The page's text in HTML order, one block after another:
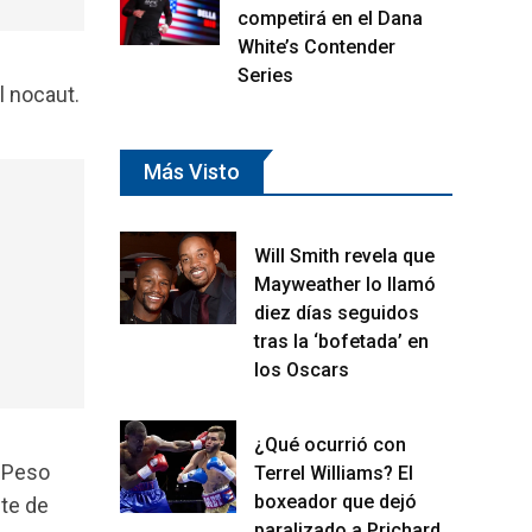
nocaut.
de
competirá en el Dana
White’s Contender
Series
Más Visto
Will Smith revela que
Mayweather lo llamó
diez días seguidos
tras la ‘bofetada’ en
los Oscars
¿Qué ocurrió con
Terrel Williams? El
boxeador que dejó